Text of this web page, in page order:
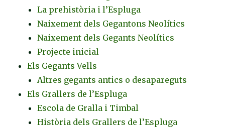
La prehistòria i l’Espluga
Naixement dels Gegantons Neolítics
Naixement dels Gegants Neolítics
Projecte inicial
Els Gegants Vells
Altres gegants antics o desapareguts
Els Grallers de l’Espluga
Escola de Gralla i Timbal
Història dels Grallers de l’Espluga